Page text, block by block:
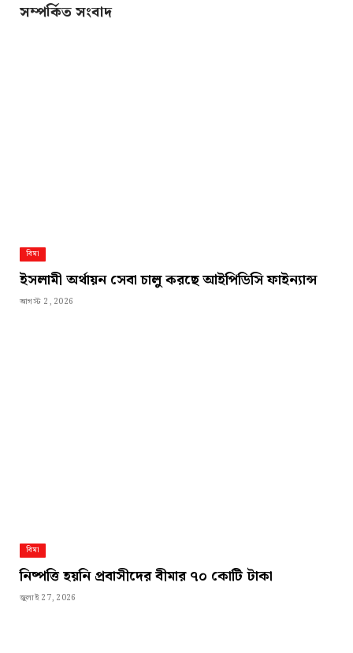
সম্পর্কিত সংবাদ
বিমা
ইসলামী অর্থায়ন সেবা চালু করছে আইপিডিসি ফাইন্যান্স
আগস্ট 2, 2026
বিমা
নিষ্পত্তি হয়নি প্রবাসীদের বীমার ৭০ কোটি টাকা
জুলাই 27, 2026